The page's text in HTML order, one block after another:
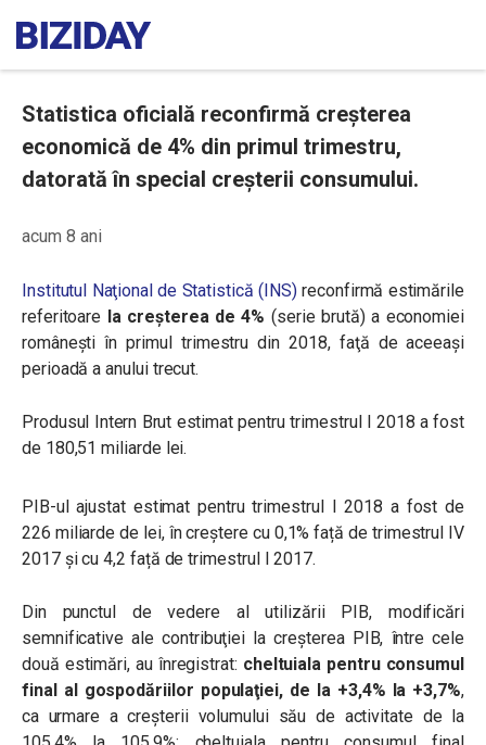
Statistica oficială reconfirmă creșterea
economică de 4% din primul trimestru,
datorată în special creșterii consumului.
acum 8 ani
Institutul Naţional de Statistică (INS)reconfirmă estimările
referitoare la creşterea de 4% (serie brută) a economiei
româneşti în primul trimestru din 2018, faţă de aceeaşi
perioadă a anului trecut.
Produsul Intern Brut estimat pentru trimestrul I 2018 a fost
de 180,51 miliarde lei.
PIB-ul ajustat estimat pentru trimestrul I 2018 a fost de
226 miliarde de lei, în creștere cu 0,1% față de trimestrul IV
2017 și cu 4,2 față de trimestrul I 2017.
Din punctul de vedere al utilizării PIB, modificări
semnificative ale contribuţiei la creşterea PIB, între cele
două estimări, au înregistrat: cheltuiala pentru consumul
final al gospodăriilor populaţiei, de la +3,4% la +3,7%,
ca urmare a creşterii volumului său de activitate de la